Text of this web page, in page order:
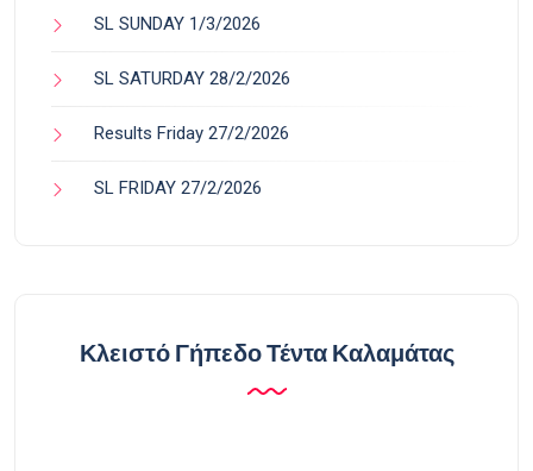
SL SUNDAY 1/3/2026
SL SATURDAY 28/2/2026
Results Friday 27/2/2026
SL FRIDAY 27/2/2026
Κλειστό Γήπεδο Τέντα Καλαμάτας